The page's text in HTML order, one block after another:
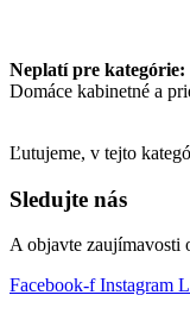
Neplatí pre kategórie:
Domáce kabinetné a
Ľutujeme, v tejto
Sledujte nás
A objavte zaujímavosti
Facebook-f Instagram